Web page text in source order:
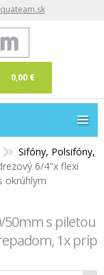
0,00 €
Sifóny, Polsifóny,
6/4"x flexi
okrúhlym
50mm s piletou
1x príp